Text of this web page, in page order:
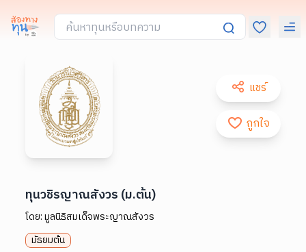
แชร์
ถูกใจ
ทุนวชิรญาณสังวร (ม.ต้น)
โดย:มูลนิธิสมเด็จพระญาณสังวร
มัธยมต้น